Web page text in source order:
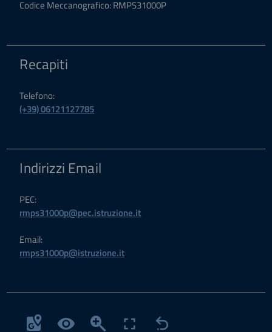
Codice Meccanografico: RMPS31000P
Recapiti
Telefono:
(+39) 06121127785
Indirizzi Email
PEC:
rmps31000p@pec.istruzione.it
Email:
rmps31000p@istruzione.it